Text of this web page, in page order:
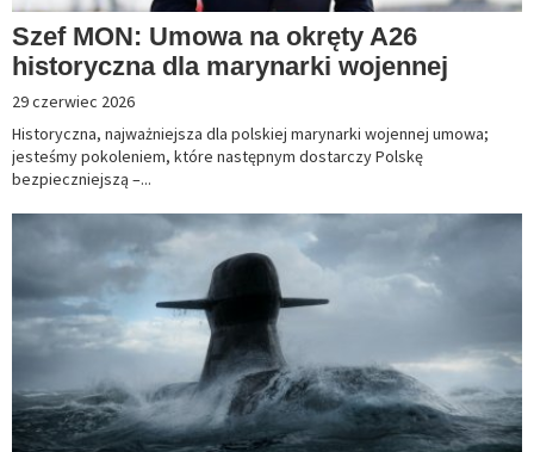
Szef MON: Umowa na okręty A26
historyczna dla marynarki wojennej
29 czerwiec 2026
Historyczna, najważniejsza dla polskiej marynarki wojennej umowa;
jesteśmy pokoleniem, które następnym dostarczy Polskę
bezpieczniejszą –...